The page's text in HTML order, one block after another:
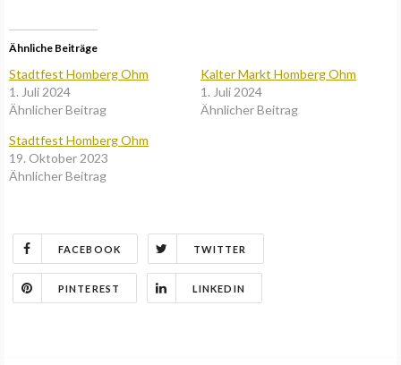
Ähnliche Beiträge
Stadtfest Homberg Ohm
1. Juli 2024
Ähnlicher Beitrag
Kalter Markt Homberg Ohm
1. Juli 2024
Ähnlicher Beitrag
Stadtfest Homberg Ohm
19. Oktober 2023
Ähnlicher Beitrag
FACEBOOK TWITTER
PINTEREST LINKEDIN